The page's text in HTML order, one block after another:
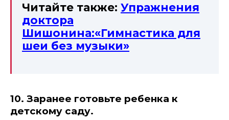
Читайте также: Упражнения
доктора
Шишонина:«Гимнастика для
шеи без музыки»
10. Заранее готовьте ребенка к
детскому саду.